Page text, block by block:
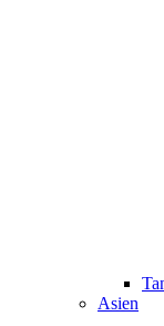
Asien